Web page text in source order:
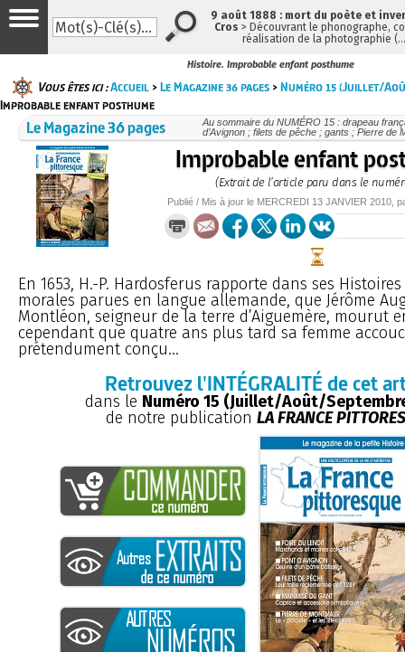
Histoire. Improbable enfant posthume
Vous êtes ici :Accueil >Le Magazine 36 pages >Numéro 15 (Juillet/
Improbable enfant posthume
Le Magazine 36 pages
Au sommaire du NUMÉRO 15 : drapeau
d’Avignon ; filets de pêche ; gants ; Pierre de
Improbable enfant
(Extrait de l’article paru dans le
Publié / Mis à jour le MERCREDI 13 JANVIER 2010 ,
En 1653, H.-P. Hardosferus rapporte dans ses
morales parues en langue allemande, que Jérôme
Montléon, seigneur de la terre d’Aiguemère, mourut
cependant que quatre ans plus tard sa femme
prétendument conçu...
Retrouvez l'INTÉGRALITÉ de cet
dans le Numéro 15 (Juillet/Août/
de notre publication LA FRANCE
9 août 1888 : mort du poète et
Cros > Découvrant le phonographe,
réalisation de la photographie